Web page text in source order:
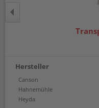
Hersteller
Canson
Hahnemühle
Heyda